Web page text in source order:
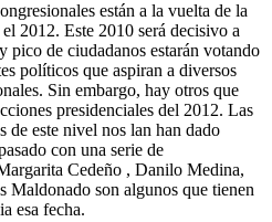
están a la vuelta de la
2012. Este 2010 será decisivo a
de ciudadanos estarán votando
políticos que aspiran a diversos
Sin embargo, hay otros que
presidenciales del 2012. Las
de este nivel nos lan han dado
con una serie de
Cedeño , Danilo Medina,
son algunos que tienen
esa fecha.